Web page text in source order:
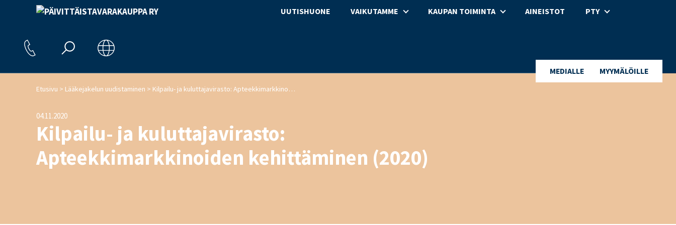
UUTISHUONE VAIKUTAMME KAUPAN TOIMINTA AINEISTOT PTY
MEDIALLE MYYMÄLÖILLE
Etusivu > Lääkejakelun uudistaminen > Kilpailu- ja kuluttajavirasto: Apteekkimarkkinoiden kehittäminen (2020)
04.11.2020
Kilpailu- ja kuluttajavirasto:
Apteekkimarkkinoiden kehittäminen (2020)